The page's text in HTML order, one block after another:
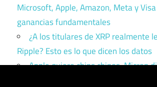
Microsoft, Apple, Amazon, Meta y
ganancias fundamentales
¿A los titulares de XRP realmente
Ripple? Esto es lo que dicen los datos
Apple quiere chips chinos. Micron